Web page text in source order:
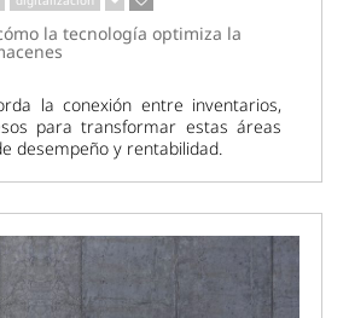
la tecnología optimiza la
la conexión entre inventarios,
para transformar estas áreas
desempeño y rentabilidad.